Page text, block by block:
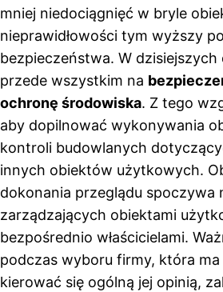
mniej niedociągnięć w bryle
nieprawidłowości tym wyższy
bezpieczeństwa. W dzisiejszych
przede wszystkim na
ochronę środowiska. Z tego
aby dopilnować wykonywania
kontroli budowlanych
innych obiektów użytkowych.
dokonania przeglądu spoczywa
zarządzających obiektami
bezpośrednio właścicielami.
podczas wyboru firmy, która
kierować się ogólną jej opinią,